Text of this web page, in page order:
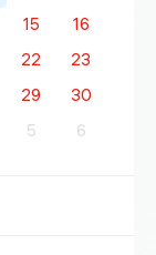
15
16
22
23
29
30
5 6